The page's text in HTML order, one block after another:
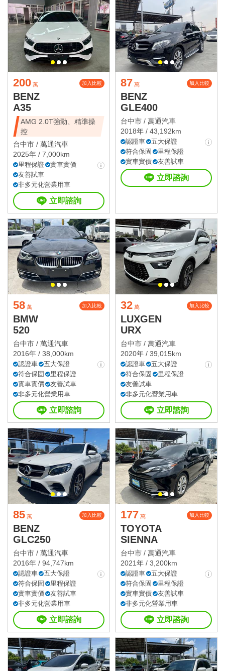
200 萬 加入比較
BENZ
A35
AMG 2.0T強勁、精準操
控
台中市 / 萬通汽車
2025年 / 7,000km
里程保證
實車實價
友善試車
非多元化營業用車
立即諮詢
87 萬 加入比較
BENZ
GLE400
台中市 / 萬通汽車
2018年 / 43,192km
認證車
五大保證
符合保固
里程保證
實車實價
友善試車
立即諮詢
58 萬 加入比較
BMW
520
台中市 / 萬通汽車
2016年 / 38,000km
認證車
五大保證
符合保固
里程保證
實車實價
友善試車
非多元化營業用車
立即諮詢
32 萬 加入比較
LUXGEN
URX
台中市 / 萬通汽車
2020年 / 39,015km
認證車
五大保證
符合保固
里程保證
友善試車
非多元化營業用車
立即諮詢
85 萬 加入比較
BENZ
GLC250
台中市 / 萬通汽車
2016年 / 94,747km
認證車
五大保證
符合保固
里程保證
實車實價
友善試車
非多元化營業用車
立即諮詢
177 萬 加入比較
TOYOTA
SIENNA
台中市 / 萬通汽車
2021年 / 3,200km
認證車
五大保證
符合保固
里程保證
實車實價
友善試車
非多元化營業用車
立即諮詢